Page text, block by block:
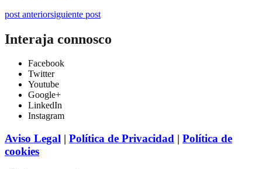
post anteriorsiguiente post
Interaja connosco
Facebook
Twitter
Youtube
Google+
LinkedIn
Instagram
Aviso Legal | Política de Privacidad | Política de
cookies